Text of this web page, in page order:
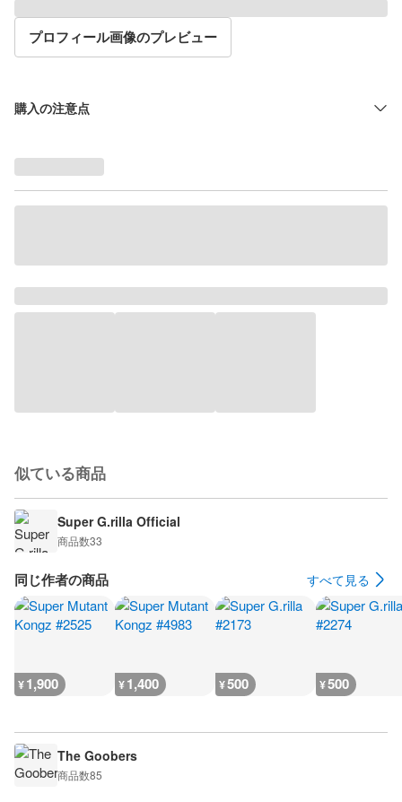
プロフィール画像のプレビュー
購入の注意点
似ている商品
Super G.rilla Official
商品数33
同じ作者の商品 すべて見る
¥1,900 ¥1,400 ¥500 ¥500
The Goobers
商品数85